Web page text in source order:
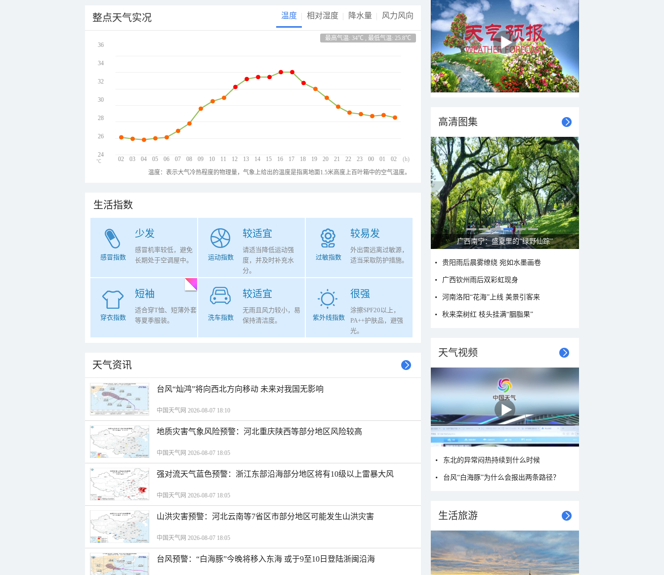
整点天气实况 温度 相对湿度 降水量 风力风向
最高气温: 34℃ , 最低气温: 25.8℃
02 03 04 05 06 07 08 09 10 11 12 13 14 15 16 17 18 19 20 21 22 23 00 01 02
36
34
32
30
28
26
24
(h)
℃
温度：表示大气冷热程度的物理量，气象上给出的温度是指离地面1.5米高度上百叶箱中的空气温度。
生活指数
少发
感冒指数
感冒机率较低，避免
长期处于空调屋中。
较适宜
运动指数
请适当降低运动强
度，并及时补充水
分。
较易发
过敏指数
外出需远离过敏源，
适当采取防护措施。
短袖
穿衣指数
适合穿T恤、短薄外套
等夏季服装。
较适宜
洗车指数
无雨且风力较小，易
保持清洁度。
很强
紫外线指数
涂擦SPF20以上，
PA++护肤品，避强
光。
天气资讯
台风“灿鸿”将向西北方向移动 未来对我国无影响
中国天气网 2026-08-07 18:10
地质灾害气象风险预警：河北重庆陕西等部分地区风险较高
中国天气网 2026-08-07 18:05
强对流天气蓝色预警：浙江东部沿海部分地区将有10级以上雷暴大风
中国天气网 2026-08-07 18:05
山洪灾害预警：河北云南等7省区市部分地区可能发生山洪灾害
中国天气网 2026-08-07 18:05
台风预警：“白海豚”今晚将移入东海 或于9至10日登陆浙闽沿海
高清图集
广西南宁：盛夏里的“绿野仙踪”
贵阳雨后晨雾缭绕 宛如水墨画卷
广西钦州雨后双彩虹现身
河南洛阳“花海”上线 美景引客来
秋来栾树红 枝头挂满“胭脂果”
天气视频
东北的异常闷热持续到什么时候
台风“白海豚”为什么会报出两条路径？
生活旅游